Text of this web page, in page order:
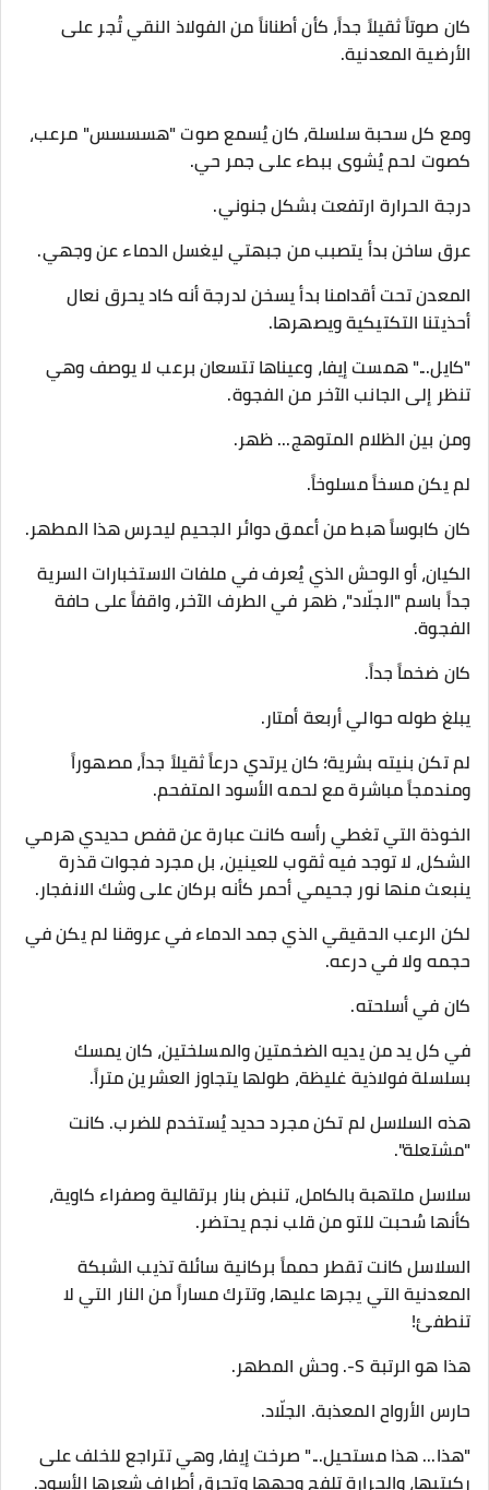
كان صوتاً ثقيلاً جداً، كأن أطناناً من الفولاذ النقي تُجر على
الأرضية المعدنية.
ومع كل سحبة سلسلة، كان يُسمع صوت "هسسسس" مرعب،
كصوت لحم يُشوى ببطء على جمر حي.
​درجة الحرارة ارتفعت بشكل جنوني.
عرق ساخن بدأ يتصبب من جبهتي ليغسل الدماء عن وجهي.
المعدن تحت أقدامنا بدأ يسخن لدرجة أنه كاد يحرق نعال
أحذيتنا التكتيكية ويصهرها.
​"كايل..." همست إيفا، وعيناها تتسعان برعب لا يوصف وهي
تنظر إلى الجانب الآخر من الفجوة.
​ومن بين الظلام المتوهج... ظهر.
​لم يكن مسخاً مسلوخاً.
كان كابوساً هبط من أعمق دوائر الجحيم ليحرس هذا المطهر.
​الكيان، أو الوحش الذي يُعرف في ملفات الاستخبارات السرية
جداً باسم "الجلّاد"، ظهر في الطرف الآخر، واقفاً على حافة
الفجوة.
​كان ضخماً جداً.
يبلغ طوله حوالي أربعة أمتار.
لم تكن بنيته بشرية؛ كان يرتدي درعاً ثقيلاً جداً، مصهوراً
ومندمجاً مباشرة مع لحمه الأسود المتفحم.
الخوذة التي تغطي رأسه كانت عبارة عن قفص حديدي هرمي
الشكل، لا توجد فيه ثقوب للعينين، بل مجرد فجوات قذرة
ينبعث منها نور جحيمي أحمر كأنه بركان على وشك الانفجار.
​لكن الرعب الحقيقي الذي جمد الدماء في عروقنا لم يكن في
حجمه ولا في درعه.
كان في أسلحته.
​في كل يد من يديه الضخمتين والمسلختين، كان يمسك
بسلسلة فولاذية غليظة، طولها يتجاوز العشرين متراً.
هذه السلاسل لم تكن مجرد حديد يُستخدم للضرب. كانت
"مشتعلة".
سلاسل ملتهبة بالكامل، تنبض بنار برتقالية وصفراء كاوية،
كأنها سُحبت للتو من قلب نجم يحتضر.
السلاسل كانت تقطر حمماً بركانية سائلة تذيب الشبكة
المعدنية التي يجرها عليها، وتترك مساراً من النار التي لا
تنطفئ!
​هذا هو الرتبة S-. وحش المطهر.
حارس الأرواح المعذبة. الجلّاد.
​"هذا... هذا مستحيل..." صرخت إيفا، وهي تتراجع للخلف على
ركبتيها، والحرارة تلفح وجهها وتحرق أطراف شعرها الأسود.